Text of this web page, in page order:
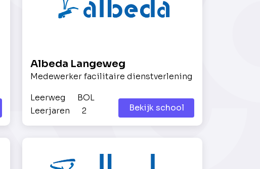
Albeda Langeweg
Medewerker facilitaire dienstverlening
Leerweg
BOL
Leerjaren
2 Bekijk school